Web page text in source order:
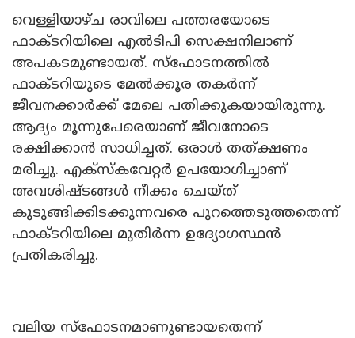
വെള്ളിയാഴ്ച രാവിലെ പത്തരയോടെ
ഫാക്ടറിയിലെ എൽടിപി സെക്ഷനിലാണ്
അപകടമുണ്ടായത്. സ്‌ഫോടനത്തിൽ
ഫാക്ടറിയുടെ മേൽക്കൂര തകർന്ന്
ജീവനക്കാർക്ക് മേലെ പതിക്കുകയായിരുന്നു.
ആദ്യം മൂന്നുപേരെയാണ് ജീവനോടെ
രക്ഷിക്കാൻ സാധിച്ചത്. ഒരാൾ തത്ക്ഷണം
മരിച്ചു. എക്‌സ്‌കവേറ്റർ ഉപയോഗിച്ചാണ്
അവശിഷ്ടങ്ങൾ നീക്കം ചെയ്ത്
കുടുങ്ങിക്കിടക്കുന്നവരെ പുറത്തെടുത്തതെന്ന്
ഫാക്ടറിയിലെ മുതിർന്ന ഉദ്യോഗസ്ഥൻ
പ്രതികരിച്ചു.
വലിയ സ്‌ഫോടനമാണുണ്ടായതെന്ന്